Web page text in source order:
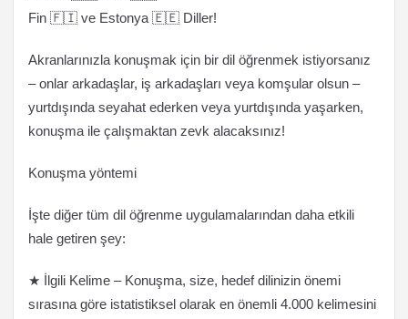
Fin 🇫🇮 ve Estonya 🇪🇪 Diller!
Akranlarınızla konuşmak için bir dil öğrenmek istiyorsanız
– onlar arkadaşlar, iş arkadaşları veya komşular olsun –
yurtdışında seyahat ederken veya yurtdışında yaşarken,
konuşma ile çalışmaktan zevk alacaksınız!
Konuşma yöntemi
İşte diğer tüm dil öğrenme uygulamalarından daha etkili
hale getiren şey:
★ İlgili Kelime – Konuşma, size, hedef dilinizin önemi
sırasına göre istatistiksel olarak en önemli 4.000 kelimesini